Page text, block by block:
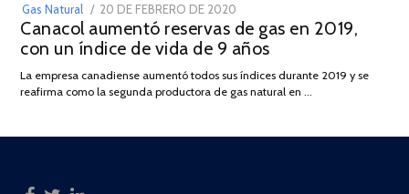
Gas Natural
POSTED
ON
20 DE FEBRERO DE 2020
DE
JULIO
2025
Canacol aumentó reservas de gas en 2019,
con un índice de vida de 9 años
La empresa canadiense aumentó todos sus índices durante 2019 y se
reafirma como la segunda productora de gas natural en …